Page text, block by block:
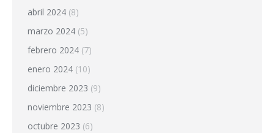
abril 2024 (8)
marzo 2024 (5)
febrero 2024 (7)
enero 2024 (10)
diciembre 2023 (9)
noviembre 2023 (8)
octubre 2023 (6)